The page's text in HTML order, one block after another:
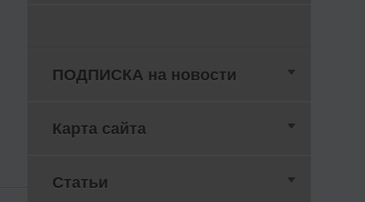
ПОДПИСКА на новости
Карта сайта
Статьи